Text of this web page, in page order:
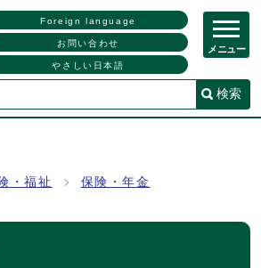
Foreign language
お問い合わせ
やさしい日本語
検索
メニュー
・福祉 保険・年金